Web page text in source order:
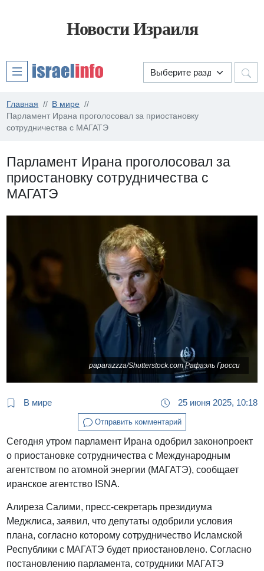
Новости Израиля
Главная
В мире
Парламент Ирана проголосовал за приостановку
сотрудничества с МАГАТЭ
Парламент Ирана проголосовал за
приостановку сотрудничества с
МАГАТЭ
paparazzza/Shutterstock.com Рафаэль Гросси
В мире 25 июня 2025, 10:18
Отправить комментарий
Сегодня утром парламент Ирана одобрил законопроект
о приостановке сотрудничества с Международным
агентством по атомной энергии (МАГАТЭ), сообщает
иранское агентство ISNA.
Алиреза Салими, пресс-секретарь президиума
Меджлиса, заявил, что депутаты одобрили условия
плана, согласно которому сотрудничество Исламской
Республики с МАГАТЭ будет приостановлено. Согласно
постановлению парламента, сотрудники МАГАТЭ